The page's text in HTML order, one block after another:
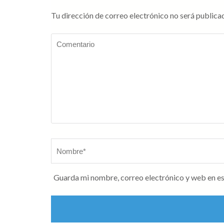
Tu dirección de correo electrónico no será
Guarda mi nombre, correo electrónico y web en